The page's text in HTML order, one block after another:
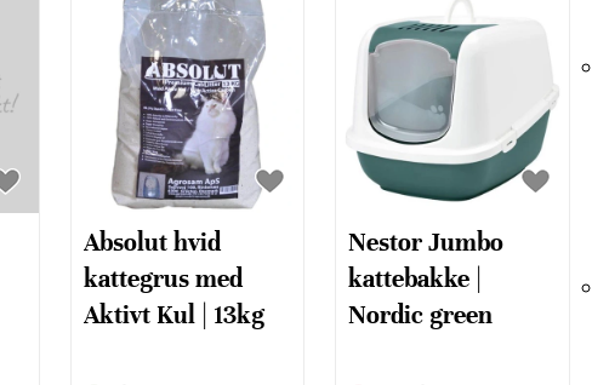
Absolut hvid
kattegrus med
Aktivt Kul | 13kg
Nestor Jumbo
kattebakke |
Nordic green